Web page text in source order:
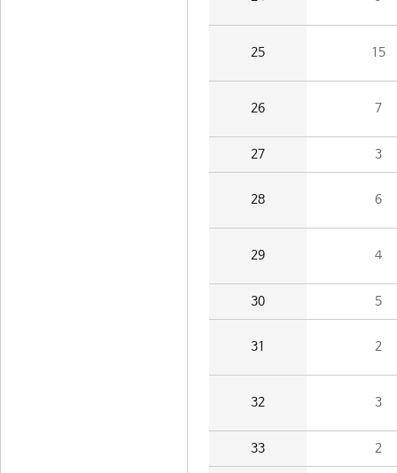
25 15
26 7
27 3
28 6
29 4
30 5
31 2
32 3
33 2